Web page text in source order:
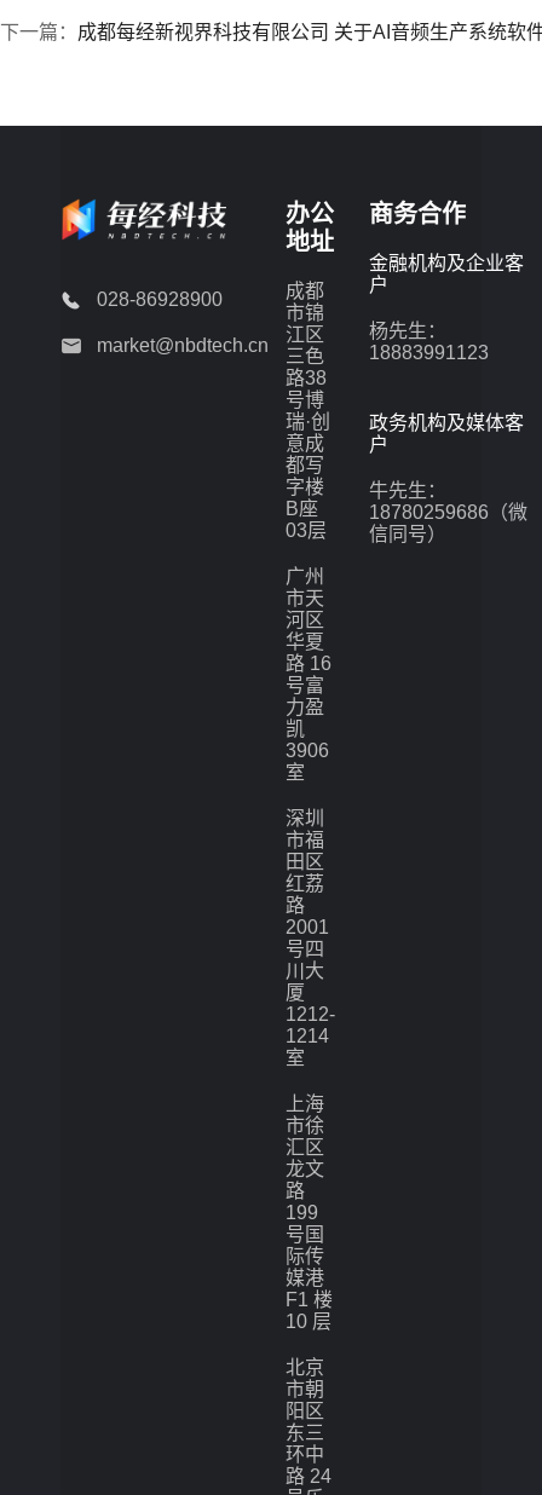
下一篇： 成都每经新视界科技有限公司 关于AI音频生产系统软
028-86928900
market@nbdtech.cn
办公
地址
成都
市锦
江区
三色
路38
号博
瑞·创
意成
都写
字楼
B座
03层
广州
市天
河区
华夏
路 16
号富
力盈
凯
3906
室
深圳
市福
田区
红荔
路
2001
号四
川大
厦
1212-
1214
室
上海
市徐
汇区
龙文
路
199
号国
际传
媒港
F1 楼
10 层
北京
市朝
阳区
东三
环中
路 24
商务合作
金融机构及企业客
户
杨先生：
18883991123
政务机构及媒体客
户
牛先生：
18780259686（微
信同号）